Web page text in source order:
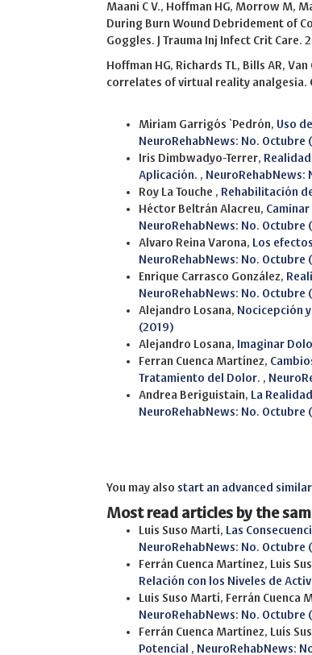
Maani C V., Hoffman HG, Morrow M,
During Burn Wound Debridement of
Goggles. J Trauma Inj Infect Crit Care.
Hoffman HG, Richards TL, Bills AR,
correlates of virtual reality analgesia.
Miriam Garrigós `Pedrón, Uso
NeuroRehabNews: No. Octubre
Iris Dimbwadyo-Terrer,
Aplicación. , NeuroRehabNews:
Roy La Touche , Rehabilitación
Héctor Beltrán Alacreu,
NeuroRehabNews: No. Octubre
Alvaro Reina Varona, Los
NeuroRehabNews: No. Octubre
Enrique Carrasco González,
NeuroRehabNews: No. Octubre
Alejandro Losana, Nocicepción
(2019)
Alejandro Losana, Imaginar
Ferran Cuenca Martínez,
Tratamiento del Dolor. ,
Andrea Beriguistain, La
NeuroRehabNews: No. Octubre
You may also start an advanced
Most read articles by the
Luis Suso Martí, Las
NeuroRehabNews: No. Octubre
Ferrán Cuenca Martínez, Luis
Relación con los Niveles de
Luis Suso Martí, Ferrán Cuenca
NeuroRehabNews: No. Octubre
Ferrán Cuenca Martínez, Luís
Potencial , NeuroRehabNews: